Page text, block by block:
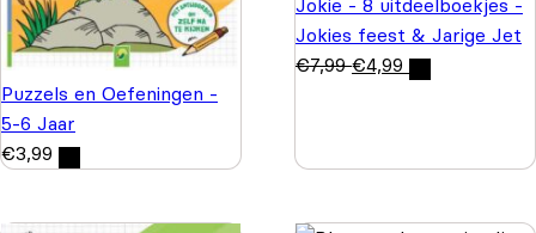
Puzzels en Oefeningen -
5-6 Jaar
€3,99
Jokie - 8 uitdeelboekjes -
Jokies feest & Jarige Jet
€7,99 €4,99